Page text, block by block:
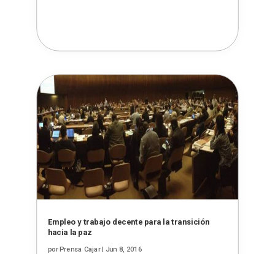
Empleo y trabajo decente para la transición
hacia la paz
porPrensa Cajar| Jun 8, 2016